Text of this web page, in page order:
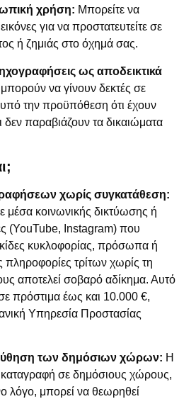
χρήση: Μπορείτε να
για να προστατευτείτε σε
ή ζημιάς στο όχημά σας.
ως αποδεικτικά
μπορούν να γίνουν δεκτές σε
υπό την προϋπόθεση ότι έχουν
δεν παραβιάζουν τα δικαιώματα
χωρίς συγκατάθεση:
μέσα κοινωνικής δικτύωσης ή
(YouTube, Instagram) που
κυκλοφορίας, πρόσωπα ή
πληροφορίες τρίτων χωρίς τη
αποτελεί σοβαρό αδίκημα. Αυτό
πρόστιμα έως και 10.000 €,
Υπηρεσία Προστασίας
των δημόσιων χώρων: Η
καταγραφή σε δημόσιους χώρους,
λόγο, μπορεί να θεωρηθεί